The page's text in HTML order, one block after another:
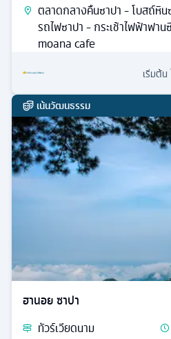
ตลาดกลางคืนซาปา - โบสถ์หิน
รถไฟซาปา - กระเช้าไฟฟ้าฟา
moana cafe
เริ่มต้น
เน้นวัฒนธรรม
ฮานอย ซาปา
ทัวร์เวียดนาม